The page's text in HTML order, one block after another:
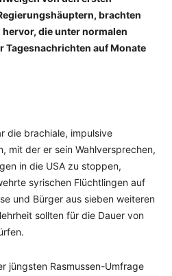
brachten
die unter normalen
Tagesnachrichten auf Monate
die brachiale, impulsive
mit der er sein Wahlversprechen,
in die USA zu stoppen,
syrischen Flüchtlingen auf
und Bürger aus sieben weiteren
sollten für die Dauer von
jüngsten Rasmussen-Umfrage